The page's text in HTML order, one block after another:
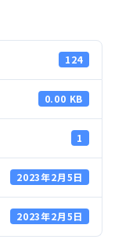
124
0.00 KB
1
2023年2月5日
2023年2月5日